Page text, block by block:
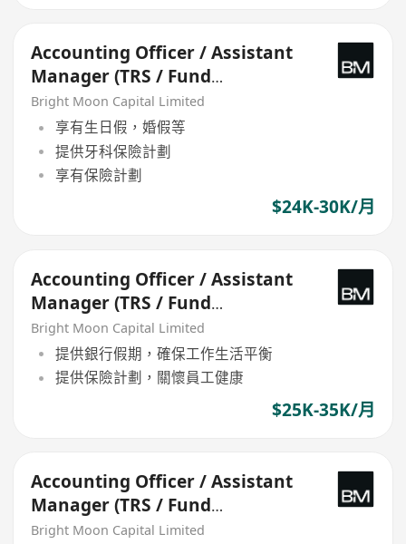
Accounting Officer / Assistant
Manager (TRS / Fund
Accounting)
Bright Moon Capital Limited
享有生日假，婚假等
提供牙科保險計劃
享有保險計劃
$24K-30K/月
Accounting Officer / Assistant
Manager (TRS / Fund
Accounting)
Bright Moon Capital Limited
提供銀行假期，確保工作生活平衡
提供保險計劃，關懷員工健康
$25K-35K/月
Accounting Officer / Assistant
Manager (TRS / Fund
Accounting)
Bright Moon Capital Limited